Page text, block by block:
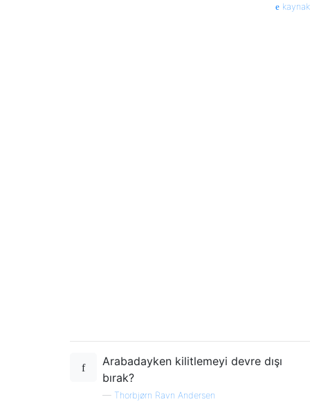
kaynak
Arabadayken kilitlemeyi devre dışı
bırak?
— Thorbjørn Ravn Andersen